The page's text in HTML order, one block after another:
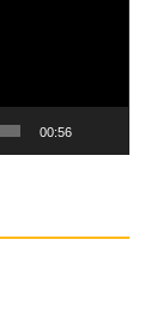
00:56